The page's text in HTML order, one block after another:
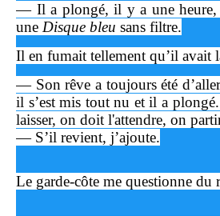
— Il a plongé, il y a une heure,
une Disque bleu sans filtre.
Il en fumait tellement qu’il avait
— Son rêve a toujours été
il s’est mis tout nu et il a
laisser, on doit l'attendre, on
— S’il revient, j’ajoute.
Le garde-côte me questionne du